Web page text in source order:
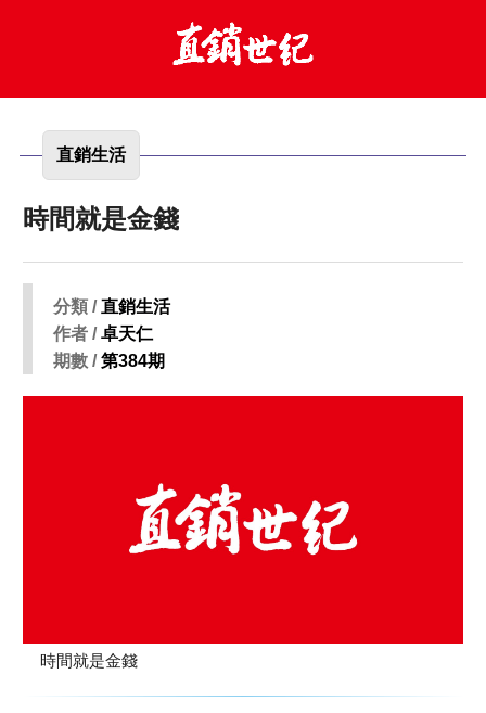
直銷生活
時間就是金錢
分類 /直銷生活
作者 /卓天仁
期數 /第384期
時間就是金錢